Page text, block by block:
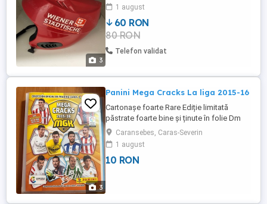
3
1 august
60 RON
80 RON
Telefon validat
3
Panini Mega Cracks La liga 2015-16
Cartonașe foarte Rare Ediție limitată
păstrate foarte bine și ținute în folie Dm
pentru oferte prețul este pus aleatoriu
Caransebes, Caras-Severin
1 august
10 RON